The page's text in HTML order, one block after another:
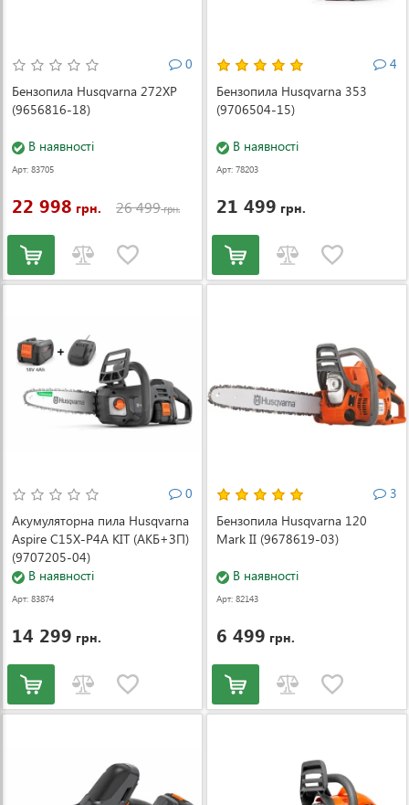
0
Бензопила Husqvarna 272XP
(9656816-18)
В наявності
Арт: 83705
22 998 грн. 26 499грн.
4
Бензопила Husqvarna 353
(9706504-15)
В наявності
Арт: 78203
21 499 грн.
0
Акумуляторна пила Husqvarna
Aspire C15X-P4A KIT (АКБ+ЗП)
(9707205-04)
В наявності
Арт: 83874
14 299 грн.
3
Бензопила Husqvarna 120
Mark II (9678619-03)
В наявності
Арт: 82143
6 499 грн.